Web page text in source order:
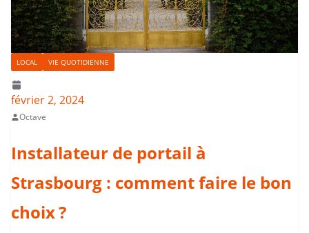
LOCAL VIE QUOTIDIENNE
février 2, 2024
Octave
Installateur de portail à
Strasbourg : comment faire le bon
choix ?